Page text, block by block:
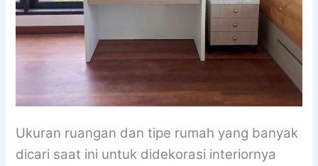
Ukuran ruangan dan tipe rumah yang banyak
dicari saat ini untuk didekorasi interiornya